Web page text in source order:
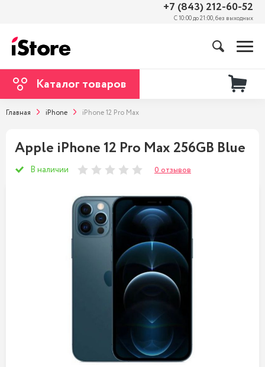
+7 (843) 212-60-52
С 10:00 до 21:00, без выходных
Каталог товаров
Главная iPhone iPhone 12 Pro Max
Apple iPhone 12 Pro Max 256GB Blue
В наличии 0 отзывов